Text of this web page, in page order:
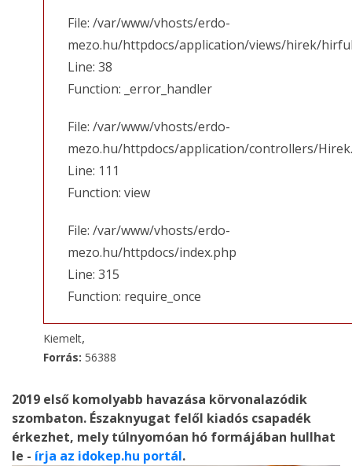
File: /var/www/vhosts/erdo-
mezo.hu/httpdocs/application/views/hirek/
Line: 38
Function: _error_handler
File: /var/www/vhosts/erdo-
mezo.hu/httpdocs/application/controllers/
Line: 111
Function: view
File: /var/www/vhosts/erdo-
mezo.hu/httpdocs/index.php
Line: 315
Function: require_once
Kiemelt,
Forrás: 56388
2019 első komolyabb havazása körvonalazódik
szombaton. Északnyugat felől kiadós csapadék
érkezhet, mely túlnyomóan hó formájában hullhat
le - írja az idokep.hu portál.